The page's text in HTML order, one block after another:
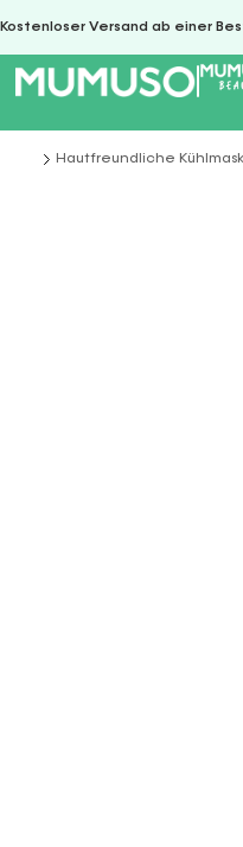
Kostenloser Versand ab einer
Sie befinden sich hier:
Hautfreundliche